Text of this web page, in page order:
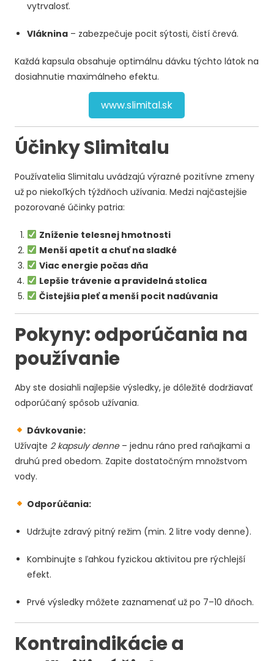
vytrvalosť.
Vláknina – zabezpečuje pocit sýtosti, čistí črevá.
Každá kapsula obsahuje optimálnu dávku týchto látok na
dosiahnutie maximálneho efektu.
www.slimital.sk
Účinky Slimitalu
Používatelia Slimitalu uvádzajú výrazné pozitívne zmeny
už po niekoľkých týždňoch užívania. Medzi najčastejšie
pozorované účinky patria:
Zníženie telesnej hmotnosti
Menší apetít a chuť na sladké
Viac energie počas dňa
Lepšie trávenie a pravidelná stolica
Čistejšia pleť a menší pocit nadúvania
Pokyny: odporúčania na
používanie
Aby ste dosiahli najlepšie výsledky, je dôležité dodržiavať
odporúčaný spôsob užívania.
Dávkovanie:
Užívajte2 kapsuly denne– jednu ráno pred raňajkami a
druhú pred obedom. Zapite dostatočným množstvom
vody.
Odporúčania:
Udržujte zdravý pitný režim (min. 2 litre vody denne).
Kombinujte s ľahkou fyzickou aktivitou pre rýchlejší
efekt.
Prvé výsledky môžete zaznamenať už po 7–10 dňoch.
Kontraindikácie a